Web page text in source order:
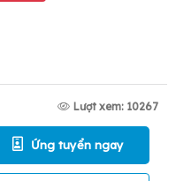
Lượt xem: 10267
Ứng tuyển ngay